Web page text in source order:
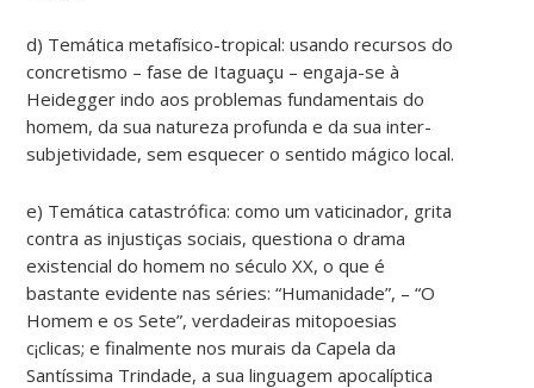
d) Temática metafísico-tropical: usando recursos do
concretismo – fase de Itaguaçu – engaja-se à
Heidegger indo aos problemas fundamentais do
homem, da sua natureza profunda e da sua inter-
subjetividade, sem esquecer o sentido mágico local.
e) Temática catastrófica: como um vaticinador, grita
contra as injustiças sociais, questiona o drama
existencial do homem no século XX, o que é
bastante evidente nas séries: “Humanidade”, – “O
Homem e os Sete”, verdadeiras mitopoesias
c¡clicas; e finalmente nos murais da Capela da
Santíssima Trindade, a sua linguagem apocalíptica